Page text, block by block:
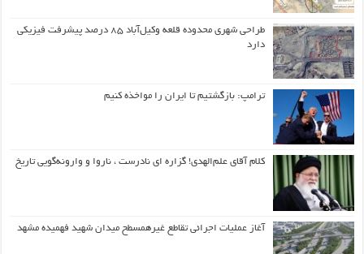
طراحی شهری محدوده قلعه وکیل‌آباد ۸۵ درصد پیشرفت فیزیکی
دارد
ترامپ: بازگشتیم تا ایران را مواخذه کنیم
کلام آقای علم‌الهدی! گزاره ای نادرست ، ناروا و وارونه‌گویی تاریخ
آغاز عملیات اجرائی تقاطع غیرهمسطح میدان شهید فهمیده مشهد